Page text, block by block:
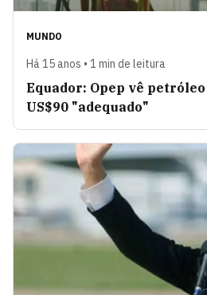
MUNDO
Há 15 anos • 1 min de leitura
Equador: Opep vê
US$90 "adequado"